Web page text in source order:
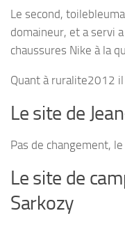
Le second,
domaineur, et a servi
chaussures Nike à la
Quant à ruralite2012
Le site de
Pas de changement,
Le site de
Sarkozy